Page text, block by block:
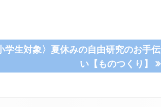
学生対象〉夏休みの自由研究のお手伝
い【ものつくり】